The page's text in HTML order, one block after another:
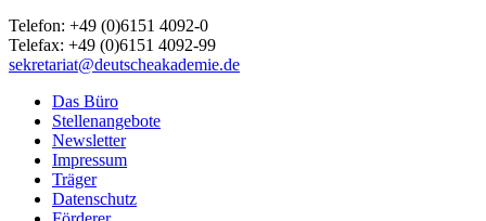
Telefon: +49 (0)6151 4092-0
Telefax: +49 (0)6151 4092-99
sekretariat@deutscheakademie.de
Das Büro
Stellenangebote
Newsletter
Impressum
Träger
Datenschutz